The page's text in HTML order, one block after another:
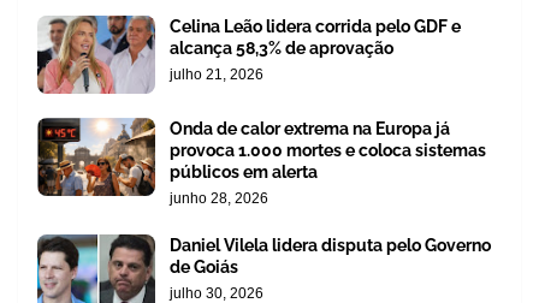
Celina Leão lidera corrida pelo GDF e
alcança 58,3% de aprovação
julho 21, 2026
Onda de calor extrema na Europa já
provoca 1.000 mortes e coloca sistemas
públicos em alerta
junho 28, 2026
Daniel Vilela lidera disputa pelo Governo
de Goiás
julho 30, 2026